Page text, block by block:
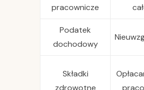
pracownicze
Podatek
dochodowy
Składki
zdrowotne